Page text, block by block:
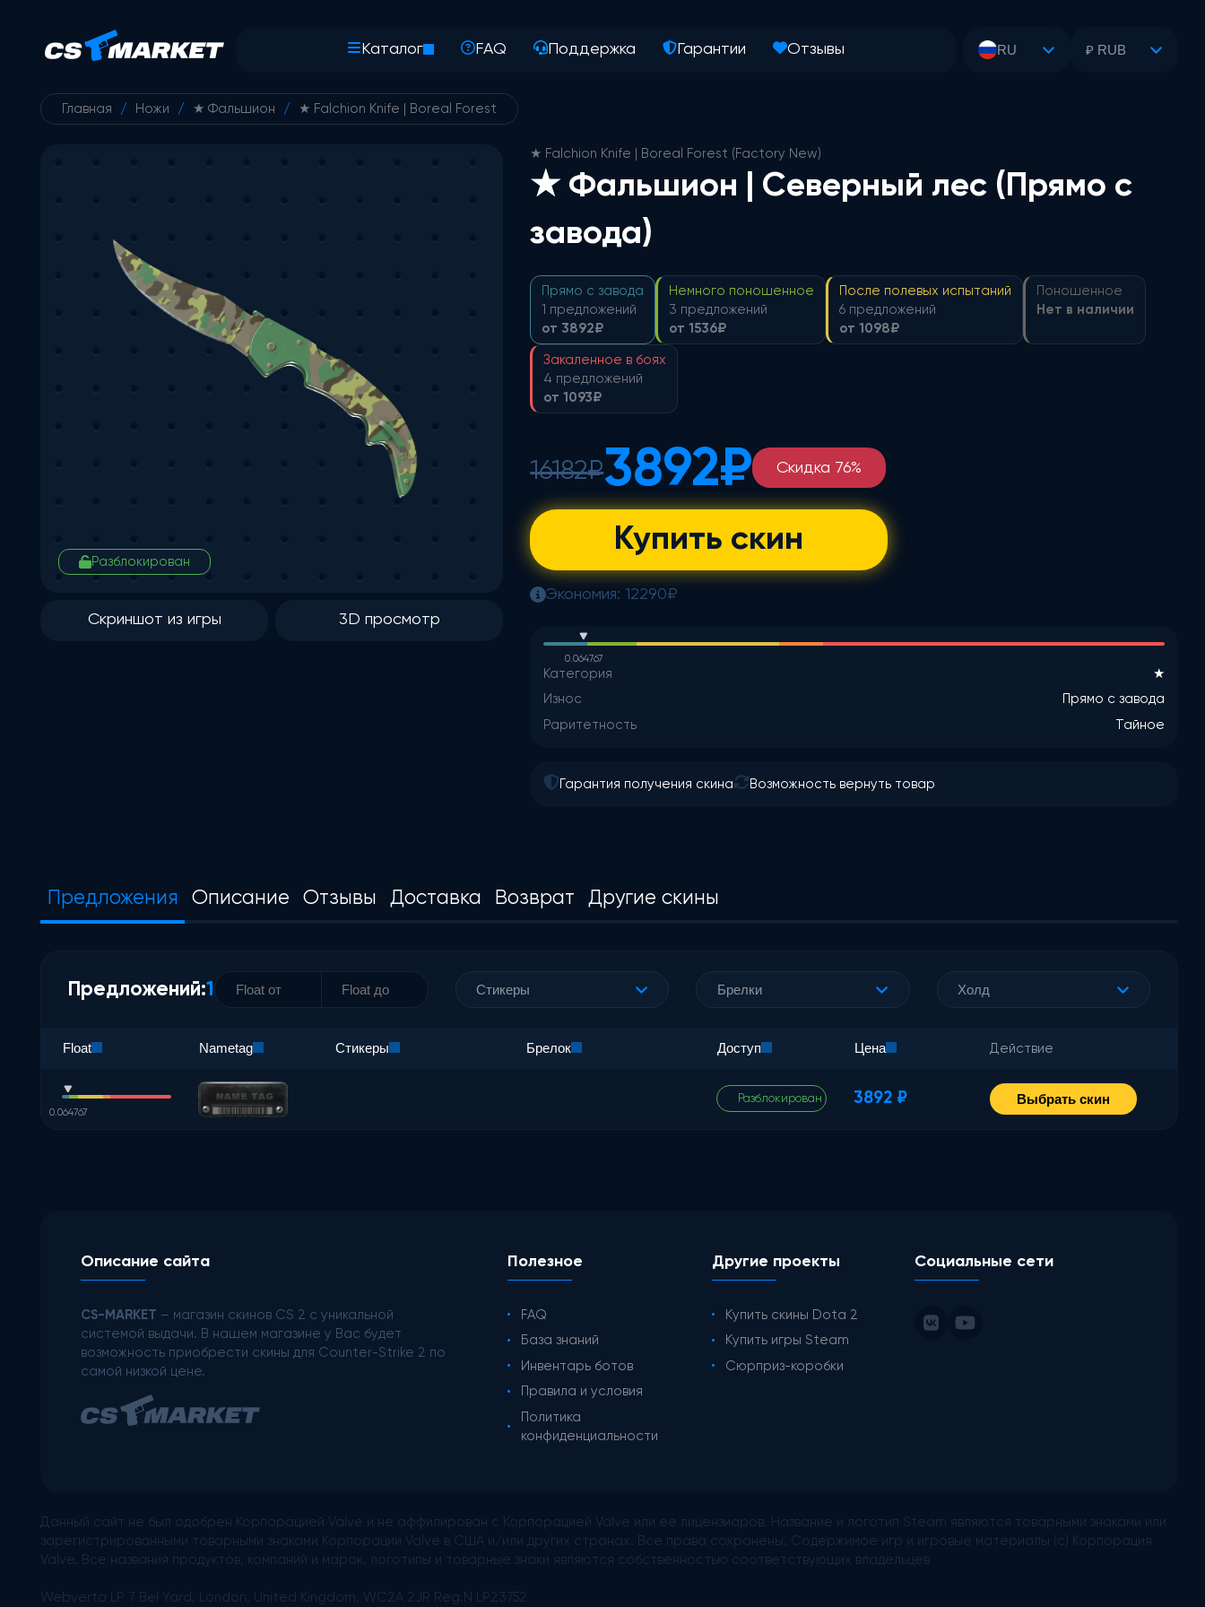
Каталог FAQ Поддержка Гарантии Отзывы RU ₽ RUB
Главная / Ножи / ★ Фальшион / ★ Falchion Knife | Boreal Forest
Разблокирован
Скриншот из игры 3D просмотр
★ Falchion Knife | Boreal Forest (Factory New)
★ Фальшион | Северный лес (Прямо с
завода)
Прямо с завода
1 предложений
от 3892₽
Немного поношенное
3 предложений
от 1536₽
После полевых испытаний
6 предложений
от 1098₽
Поношенное
Нет в наличии
Закаленное в боях
4 предложений
от 1093₽
16182₽3892₽ Скидка 76%
Купить скин
Экономия: 12290₽
0.064767
Категория
★
Износ
Прямо с завода
Раритетность
Тайное
Гарантия получения скина Возможность вернуть товар
Предложения Описание Отзывы Доставка Возврат Другие скины
Предложений:1 Стикеры Брелки Холд
Float Nametag Стикеры Брелок Доступ Цена Действие
0.064767
Разблокирован 3892 ₽ Выбрать скин
Описание сайта
CS-MARKET – магазин скинов CS 2 с уникальной
системой выдачи. В нашем магазине у Вас будет
возможность приобрести скины для Counter-Strike 2 по
самой низкой цене.
Полезное
FAQ
База знаний
Инвентарь ботов
Правила и условия
Политика
конфиденциальности
Другие проекты
Купить скины Dota 2
Купить игры Steam
Сюрприз-коробки
Социальные сети
Данный сайт не был одобрен Корпорацией Valve и не аффилирован с Корпорацией Valve или ее лицензиаров. Название и логотип Steam являются товарными знаками или
зарегистрированными товарными знаками Корпорации Valve в США и/или других странах. Все права сохранены. Содержимое игр и игровые материалы (с) Корпорация
Valve. Все названия продуктов, компаний и марок. логотипы и товарные знаки являются собственностью соответствующих владельцев
Webverta LP 7 Bel Yard, London, United Kingdom, WC2A 2JR Reg.N LP23752